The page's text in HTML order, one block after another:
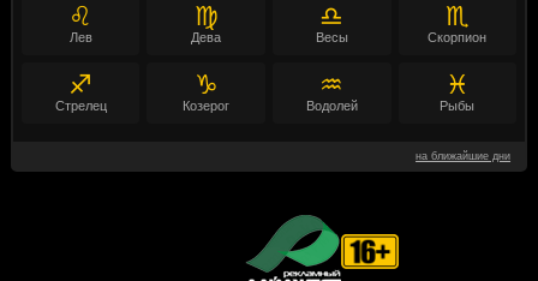
♌
Лев
♍
Дева
♎
Весы
♏
Скорпион
♐
Стрелец
♑
Козерог
♒
Водолей
♓
Рыбы
на ближайшие дни